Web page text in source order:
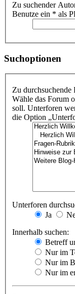
Zu suchender
Benutze ein * als
Suchoptionen
Zu durchsuchende
Wähle das Forum
soll. Unterforen
die Option
Unterforen
Ja
Innerhalb suchen:
Betreff
Nur im
Nur im
Nur im